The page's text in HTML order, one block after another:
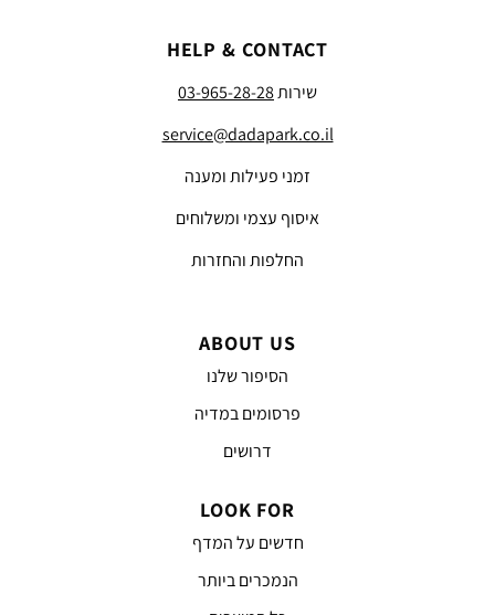
HELP & CONTACT
שירות03-965-28-28
service@dadapark.co.il
זמני פעילות ומענה
איסוף עצמי ומשלוחים
החלפות והחזרות
ABOUT US
הסיפור שלנו
פרסומים במדיה
דרושים
LOOK FOR
חדשים על המדף
הנמכרים ביותר